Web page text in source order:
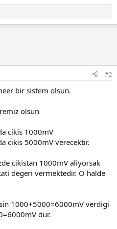
#2
bir sistem olsun.
olsun
cikis 1000mV
cikis 5000mV verecektir.
cikistan 1000mV aliyorsak
degeri vermektedir. O halde
1000+5000=6000mV verdigi
dur.